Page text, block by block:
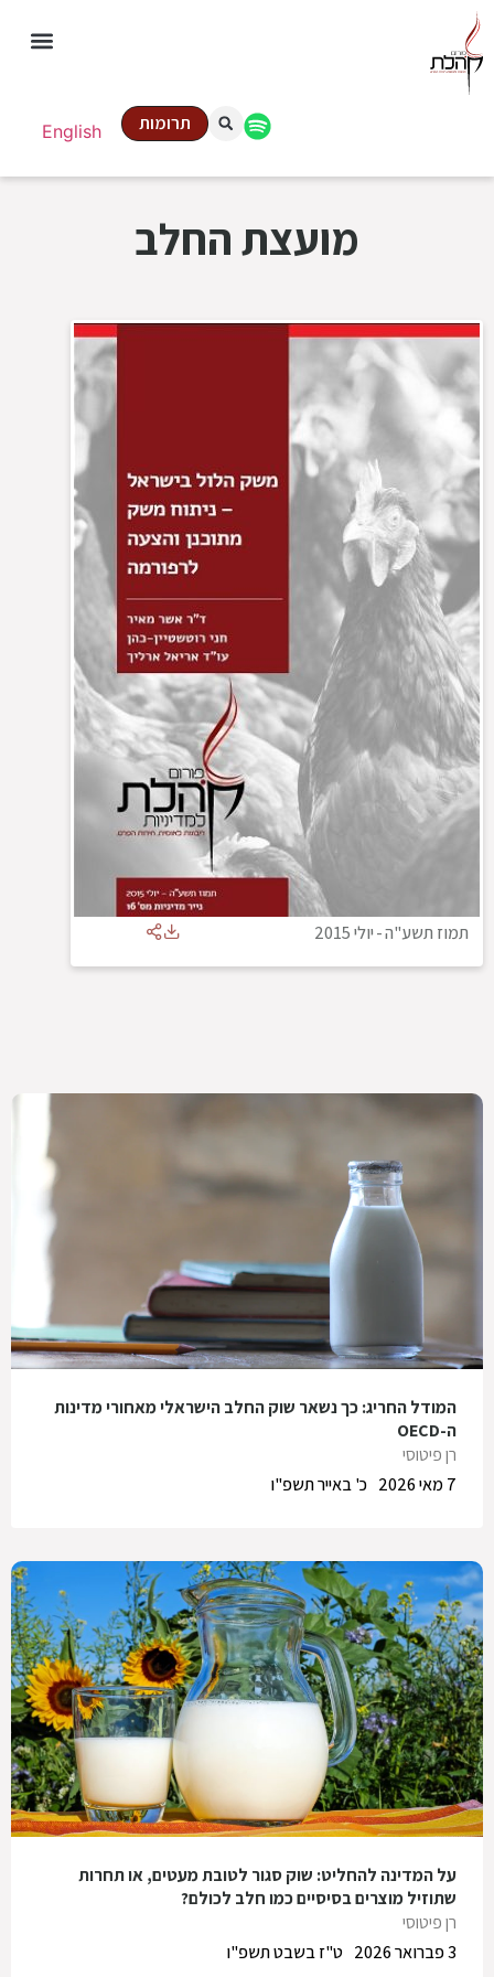
English תרומות
מועצת החלב
תמוז תשע"ה-יולי 2015
המודל החריג: כך נשאר שוק החלב הישראלי מאחורי מדינות
ה-OECD
רן פיטוסי
כ' באייר תשפ"ו
7 מאי 2026
על המדינה להחליט: שוק סגור לטובת מעטים, או תחרות
שתוזיל מוצרים בסיסיים כמו חלב לכולם?
רן פיטוסי
ט"ז בשבט תשפ"ו
3 פברואר 2026